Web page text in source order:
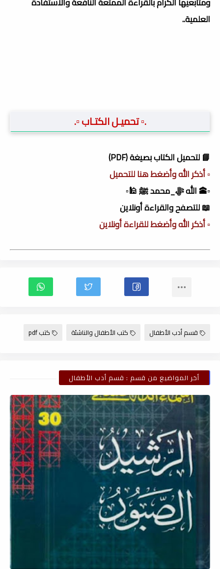
العلمية..
.▫️ تحميـل الكتـاب ▫️.
📘 لتحميل الكتاب بصيغة (PDF)
▫️ أذكر الله وأضغط هنا للتحميل
▫️🕋 الله ﷻ_محمد ﷺ 🕌▫️
📖 للتصفح والقراءة أونلاين
▫️ أذكر الله وأضغط للقراءة أونلاين
قسم أدب الأطفال كتب الأطفال والناشئة كتب pdf
أخر المواضيع من قسم : قسم أدب الأطفال